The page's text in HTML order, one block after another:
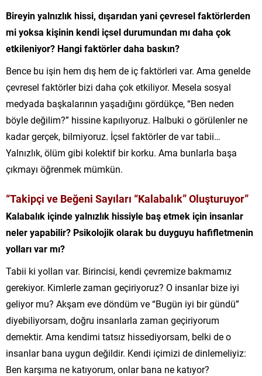
Bireyin yalnızlık hissi, dışarıdan yani çevresel faktörlerden
mi yoksa kişinin kendi içsel durumundan mı daha çok
etkileniyor? Hangi faktörler daha baskın?
Bence bu işin hem dış hem de iç faktörleri var. Ama genelde
çevresel faktörler bizi daha çok etkiliyor. Mesela sosyal
medyada başkalarının yaşadığını gördükçe, “Ben neden
böyle değilim?” hissine kapılıyoruz. Halbuki o görülenler ne
kadar gerçek, bilmiyoruz. İçsel faktörler de var tabii…
Yalnızlık, ölüm gibi kolektif bir korku. Ama bunlarla başa
çıkmayı öğrenmek mümkün.
“Takipçi ve Beğeni Sayıları “Kalabalık” Oluşturuyor”
Kalabalık içinde yalnızlık hissiyle baş etmek için insanlar
neler yapabilir? Psikolojik olarak bu duyguyu hafifletmenin
yolları var mı?
Tabii ki yolları var. Birincisi, kendi çevremize bakmamız
gerekiyor. Kimlerle zaman geçiriyoruz? O insanlar bize iyi
geliyor mu? Akşam eve döndüm ve “Bugün iyi bir gündü”
diyebiliyorsam, doğru insanlarla zaman geçiriyorum
demektir. Ama kendimi tatsız hissediyorsam, belki de o
insanlar bana uygun değildir. Kendi içimizi de dinlemeliyiz:
Ben karşıma ne katıyorum, onlar bana ne katıyor?